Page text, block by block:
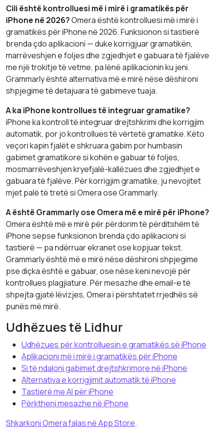
Cili është kontrolluesi më i mirë i gramatikës për
iPhone në 2026?Omera është kontrolluesi më i mirë i
gramatikës për iPhone në 2026. Funksionon si tastierë
brenda çdo aplikacioni — duke korrigjuar gramatikën,
marrëveshjen e foljes dhe zgjedhjet e gabuara të fjalëve
me një trokitje të vetme, pa lënë aplikacionin ku jeni.
Grammarly është alternativa më e mirë nëse dëshironi
shpjegime të detajuara të gabimeve tuaja.
A ka iPhone kontrollues të integruar gramatike?
iPhone ka kontroll të integruar drejtshkrimi dhe korrigjim
automatik, por jo kontrollues të vërtetë gramatike. Këto
veçori kapin fjalët e shkruara gabim por humbasin
gabimet gramatikore si kohën e gabuar të foljes,
mosmarrëveshjen kryefjalë-kallëzues dhe zgjedhjet e
gabuara të fjalëve. Për korrigjim gramatike, ju nevojitet
mjet palë të tretë si Omera ose Grammarly.
A është Grammarly ose Omera më e mirë për iPhone?
Omera është më e mirë për përdorim të përditshëm të
iPhone sepse funksionon brenda çdo aplikacioni si
tastierë — pa ndërruar ekranet ose kopjuar tekst.
Grammarly është më e mirë nëse dëshironi shpjegime
pse diçka është e gabuar, ose nëse keni nevojë për
kontrollues plagjiature. Për mesazhe dhe email-e të
shpejta gjatë lëvizjes, Omera i përshtatet rrjedhës së
punës më mirë.
Udhëzues të Lidhur
Udhëzues për kontrolluesin e gramatikës së iPhone
Aplikacioni më i mirë i gramatikës për iPhone
Si të ndaloni gabimet drejtshkrimore në iPhone
Alternativa e korrigjimit automatik të iPhone
Tastierë me AI për iPhone
Përktheni mesazhe në iPhone
Shkarkoni Omera falas në App Store.